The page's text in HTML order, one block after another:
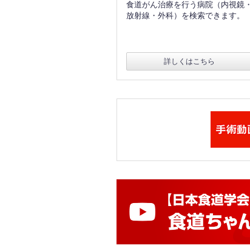
食道がん治療を行う病院（内視鏡・
放射線・外科）を検索できます。
詳しくはこちら